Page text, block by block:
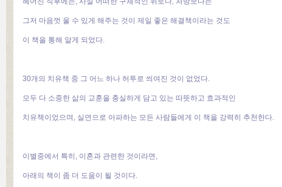
그저 마음껏 울 수 있게 해주는 것이 제일 좋은 해결책이라는 것도
이 책을 통해 알게 되었다.
30개의 치유책 중 그 어느 하나 허투로 씌여진 것이 없었다.
모두 다 소중한 삶의 교훈을 충실하게 담고 있는 따뜻하고 효과적인
치유책이었으며, 실연으로 아파하는 모든 사람들에게 이 책을 강력히 추천한다.
이별중에서 특히, 이혼과 관련한 것이라면,
아래의 책이 좀 더 도움이 될 것이다.